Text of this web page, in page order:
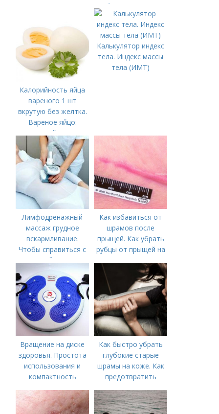
болезни (акне)
Калорийность яйца
вареного 1 шт
вкрутую без желтка.
Вареное яйцо:
калорийность
Калькулятор индекс
тела. Индекс массы
тела (ИМТ)
Лимфодренажный
массаж грудное
вскармливание.
Чтобы справиться с
нагрубанием,
необходимо
предпринять
следующие действия:
Как избавиться от
шрамов после
прыщей. Как убрать
рубцы от прыщей на
Вращение на диске
здоровья. Простота
использования и
компактность
Как быстро убрать
глубокие старые
шрамы на коже. Как
предотвратить